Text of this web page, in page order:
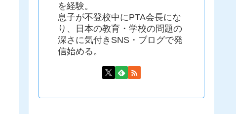
を経験。
息子が不登校中にPTA会長にな
り、日本の教育・学校の問題の
深さに気付きSNS・ブログで発
信始める。